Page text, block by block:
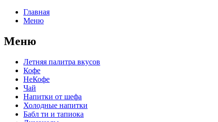
Главная
Меню
Меню
Летняя палитра вкусов
Кофе
НеКофе
Чай
Напитки от шефа
Холодные напитки
Бабл ти и тапиока